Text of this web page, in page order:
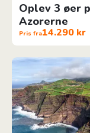
Oplev 3 øer
Azorerne
Pris fra14.290 kr
Oplev 5 øer på